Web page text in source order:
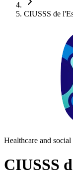
CIUSSS de
Healthcare and social
CIUSSS